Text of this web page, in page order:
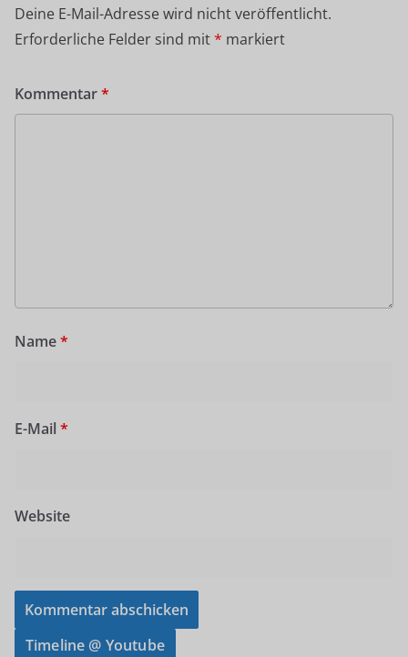
Deine E-Mail-Adresse wird nicht veröffentlicht.
Erforderliche Felder sind mit* markiert
Kommentar*
Name*
E-Mail *
Website
Timeline @ Youtube